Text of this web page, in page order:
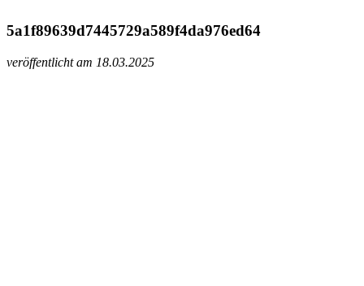
5a1f89639d7445729a589f4da976ed64
veröffentlicht am 18.03.2025